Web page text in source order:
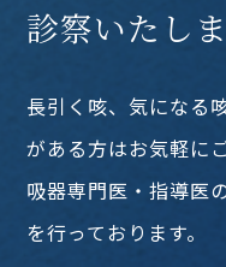
診察いたし
長引く咳、気になる
がある方はお気軽に
吸器専門医・指導医
を行っております。